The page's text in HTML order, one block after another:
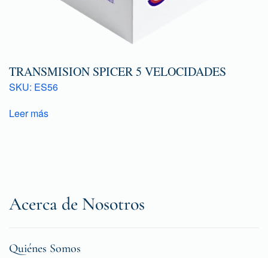
TRANSMISION SPICER 5 VELOCIDADES
SKU: ES56
Leer más
Acerca de Nosotros
Quiénes Somos